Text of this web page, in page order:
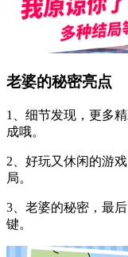
老婆的秘密亮点
1、细节发现，更多
成哦。
2、好玩又休闲的游
局。
3、老婆的秘密，最
键。